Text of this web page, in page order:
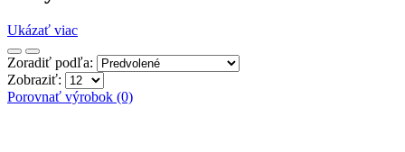
Ukázať viac
Zoradiť podľa:
Zobraziť:
Porovnať výrobok (0)